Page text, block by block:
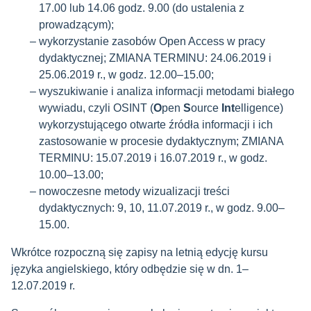
17.00 lub 14.06 godz. 9.00 (do ustalenia z
prowadzącym);
wykorzystanie zasobów Open Access w pracy
dydaktycznej; ZMIANA TERMINU: 24.06.2019 i
25.06.2019 r., w godz. 12.00–15.00;
wyszukiwanie i analiza informacji metodami białego
wywiadu, czyli OSINT (Open Source Intelligence)
wykorzystującego otwarte źródła informacji i ich
zastosowanie w procesie dydaktycznym; ZMIANA
TERMINU: 15.07.2019 i 16.07.2019 r., w godz.
10.00–13.00;
nowoczesne metody wizualizacji treści
dydaktycznych: 9, 10, 11.07.2019 r., w godz. 9.00–
15.00.
Wkrótce rozpoczną się zapisy na letnią edycję kursu
języka angielskiego, który odbędzie się w dn. 1–
12.07.2019 r.